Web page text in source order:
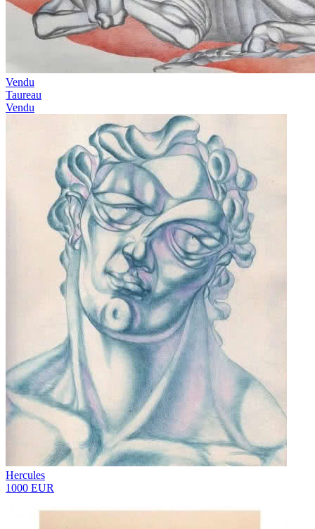
Vendu
Taureau
Vendu
Hercules
1000 EUR